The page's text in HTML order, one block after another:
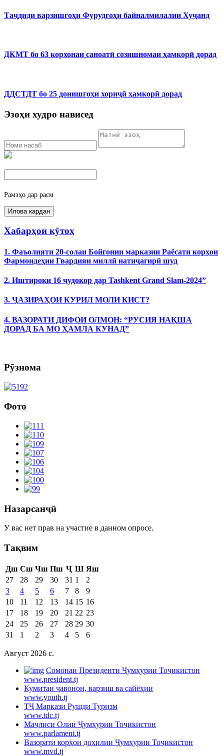
Таҷдиди варзишгоҳи Фурудгоҳи байналмилалии Хуҷанд
ДКМТ бо 63 корхонаи саноатӣ созишномаи ҳамкорӣ дорад
ДДСТДТ бо 25 донишгоҳи хориҷӣ ҳамкорӣ дорад
Эзоҳи худро нависед
Рамзҳо дар расм
Хабарҳои кӯтоҳ
1. Фаъолияти 20-солаи Бойгонии марказии Раёсати корҳои
Фармондеҳии Гвардияи миллӣ натиҷагирӣ шуд
2. Иштироки 16 ҷудокор дар Tashkent Grand Slam-2024”
3. ҶАЗИРАҲОИ КУРИЛ МОЛИ КИСТ?
4. ВАЗОРАТИ ДИФОИ ОЛМОН: “РУСИЯ НАҚША
ДОРАД БА МО ҲАМЛА КУНАД”
Рӯзнома
Фото
Назарсанҷӣ
У вас нет прав на участие в данном опросе.
Тақвим
Дш Сш Чш Пш Ҷ Ш Яш
27
28 29 30 31 1
2
3
4 5 6 7 8
9
10
11 12 13 14 15 16
17
18 19 20 21 22 23
24
25 26 27 28 29 30
31
1 2 3 4 5 6
Август 2026 c.
Cомонаи Президенти Ҷумҳурии Тоҷикистон
www.president.tj
Кумитаи ҷавонон, варзиш ва сайёҳии
www.youth.tj
ТҶ Маркази Рушди Туризм
www.tdc.tj
Маҷлиси Олии Ҷумҳурии Тоҷикистон
www.parlament.tj
Вазорати корҳои дохилии Ҷумҳурии Тоҷикистон
www.mvd.tj